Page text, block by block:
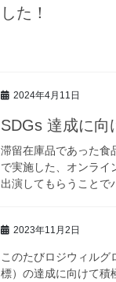
した！
2024年4月11日
SDGs 達成に向
滞留在庫品であった食
で実施した、オンライ
出演してもらうこと
2023年11月2日
このたびロジウィルグ
標）の達成に向けて積